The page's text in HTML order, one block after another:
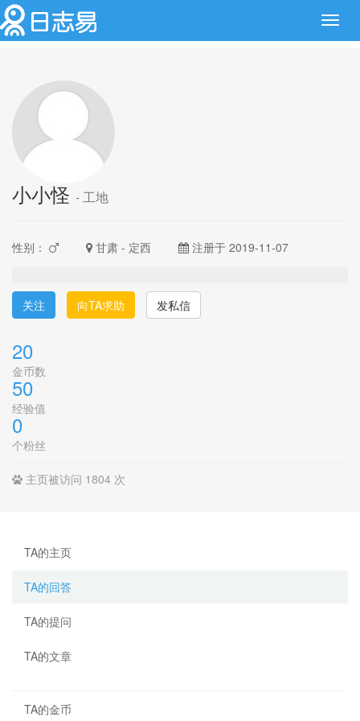
小小怪 - 工地
性别： 甘肃 - 定西 注册于 2019-11-07
关注 向TA求助 发私信
20
金币数
50
经验值
0
个粉丝
主页被访问 1804 次
TA的主页
TA的回答
TA的提问
TA的文章
TA的金币